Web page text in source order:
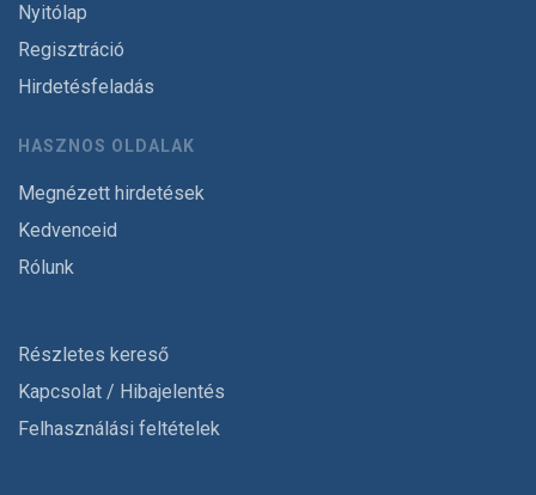
Nyitólap
Regisztráció
Hirdetésfeladás
HASZNOS OLDALAK
Megnézett hirdetések
Kedvenceid
Rólunk
Részletes kereső
Kapcsolat / Hibajelentés
Felhasználási feltételek